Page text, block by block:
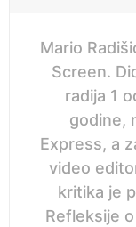
Mario
Screen.
radija 1
godine,
Express, a
video
kritika je
Refleksije